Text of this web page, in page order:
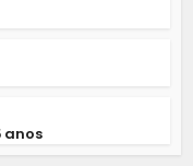
anos